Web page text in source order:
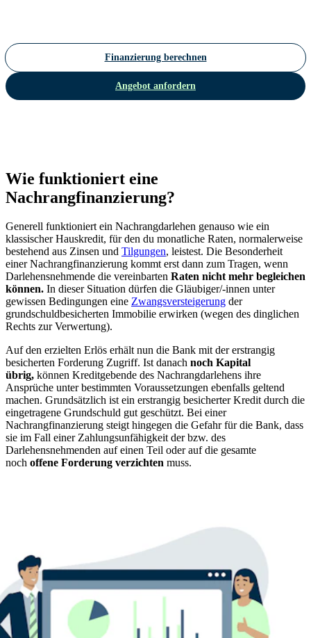
Finanzierung berechnen
Angebot anfordern
Wie funktioniert eine
Nachrangfinanzierung?
Generell funktioniert ein Nachrangdarlehen genauso wie ein
klassischer Hauskredit, für den du monatliche Raten, normalerweise
bestehend aus Zinsen und Tilgungen, leistest. Die Besonderheit
einer Nachrangfinanzierung kommt erst dann zum Tragen, wenn
Darlehensnehmende die vereinbarten Raten nicht mehr begleichen
können. In dieser Situation dürfen die Gläubiger/-innen unter
gewissen Bedingungen eine Zwangsversteigerung der
grundschuldbesicherten Immobilie erwirken (wegen des dinglichen
Rechts zur Verwertung).
Auf den erzielten Erlös erhält nun die Bank mit der erstrangig
besicherten Forderung Zugriff. Ist danach noch Kapital
übrig, können Kreditgebende des Nachrangdarlehens ihre
Ansprüche unter bestimmten Voraussetzungen ebenfalls geltend
machen. Grundsätzlich ist ein erstrangig besicherter Kredit durch die
eingetragene Grundschuld gut geschützt. Bei einer
Nachrangfinanzierung steigt hingegen die Gefahr für die Bank, dass
sie im Fall einer Zahlungsunfähigkeit der bzw. des
Darlehensnehmenden auf einen Teil oder auf die gesamte
noch offene Forderung verzichten muss.